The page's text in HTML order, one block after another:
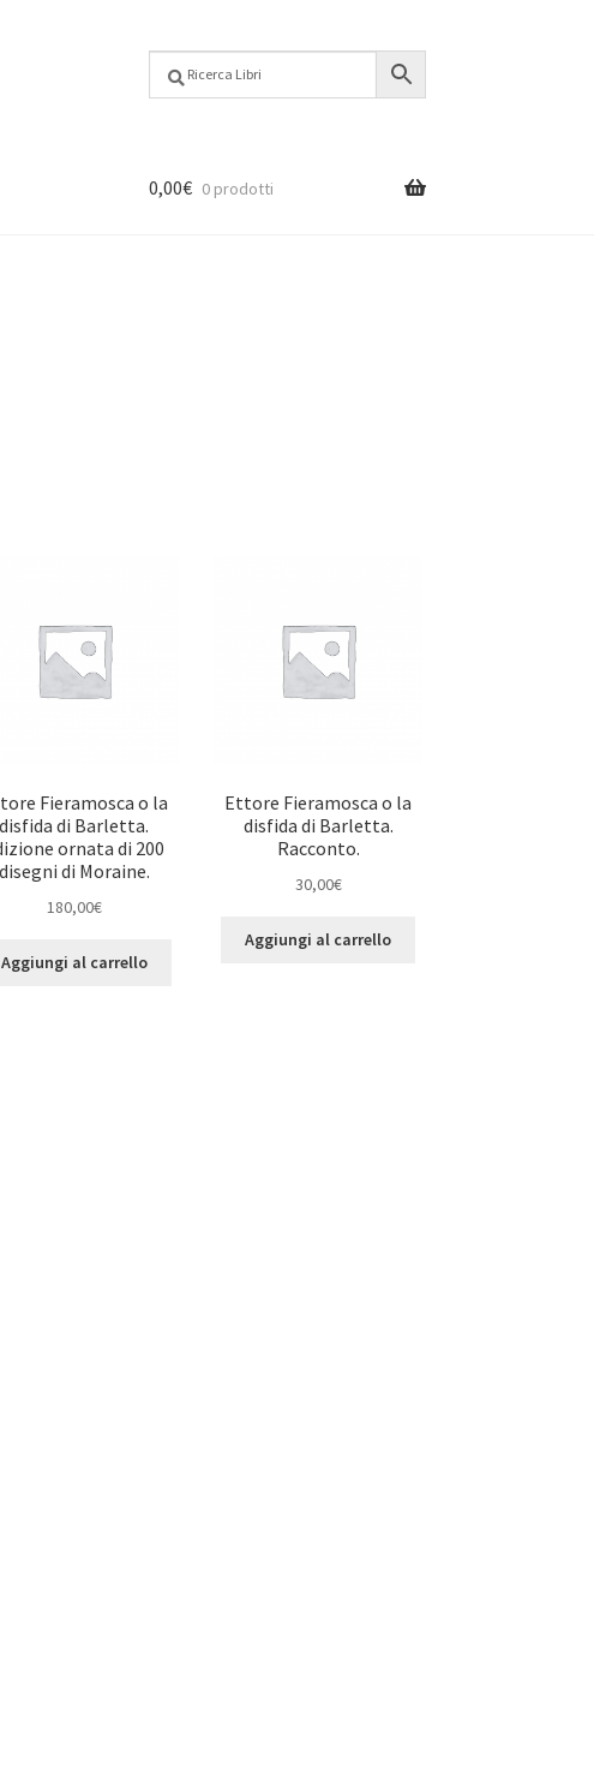
0,00€ 0 prodotti
Fieramosca o la
disfida di Barletta.
ornata di 200
disegni di Moraine.
180,00€
Aggiungi al carrello
Ettore Fieramosca o la
disfida di Barletta.
Racconto.
30,00€
Aggiungi al carrello